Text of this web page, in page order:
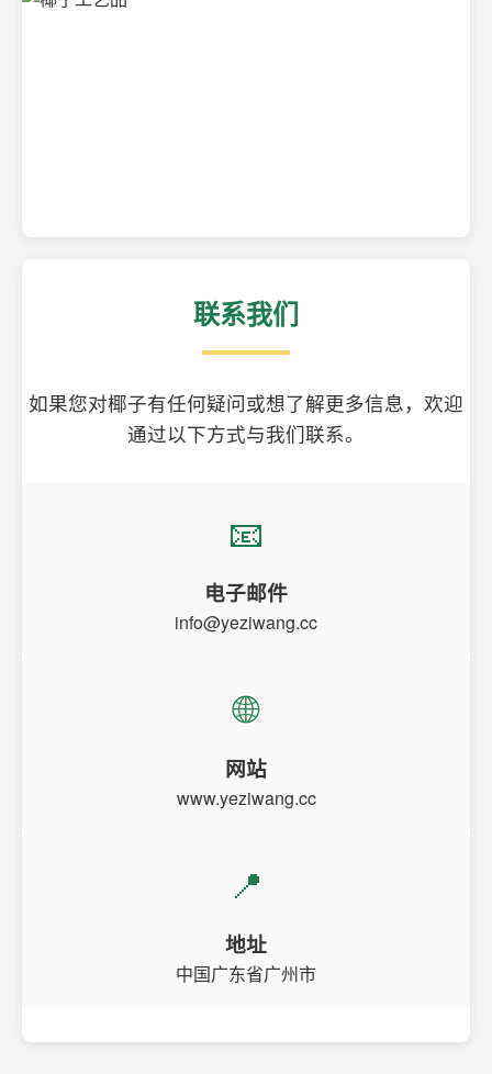
联系我们
如果您对椰子有任何疑问或想了解更多信息，欢迎
通过以下方式与我们联系。
📧
电子邮件
info@yeziwang.cc
🌐
网站
www.yeziwang.cc
📍
地址
中国广东省广州市